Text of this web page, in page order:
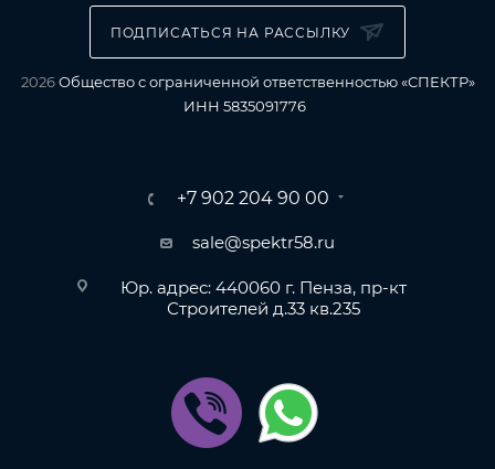
ПОДПИСАТЬСЯ НА РАССЫЛКУ
2026Общество с ограниченной ответственностью «СПЕКТР»
ИНН 5835091776
+7 902 204 90 00
sale@spektr58.ru
Юр. адрес: 440060 г. Пенза, пр-кт
Строителей д.33 кв.235